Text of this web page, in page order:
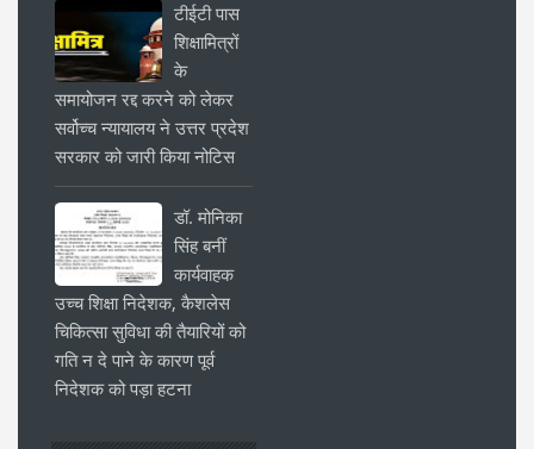
टीईटी पास
शिक्षामित्रों
के
समायोजन रद्द करने को लेकर
सर्वोच्च न्यायालय ने उत्तर प्रदेश
सरकार को जारी किया नोटिस
डॉ. मोनिका
सिंह बनीं
कार्यवाहक
उच्च शिक्षा निदेशक, कैशलेस
चिकित्सा सुविधा की तैयारियों को
गति न दे पाने के कारण पूर्व
निदेशक को पड़ा हटना